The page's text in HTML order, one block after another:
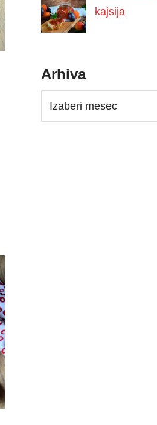
kajsija
Arhiva